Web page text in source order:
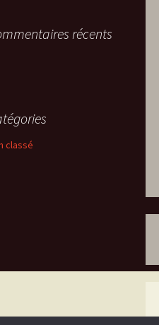
récents
classé